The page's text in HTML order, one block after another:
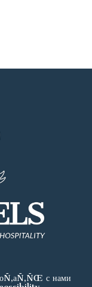
с нами